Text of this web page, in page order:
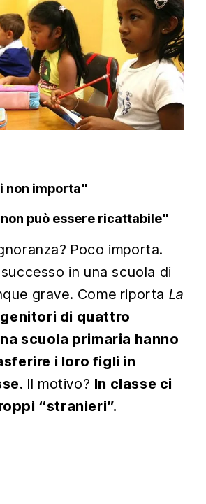
non importa"
può essere ricattabile"
Poco importa.
in una scuola di
grave. Come riporta La
di quattro
scuola primaria hanno
i loro figli in
. Il motivo? In classe ci
“stranieri”.